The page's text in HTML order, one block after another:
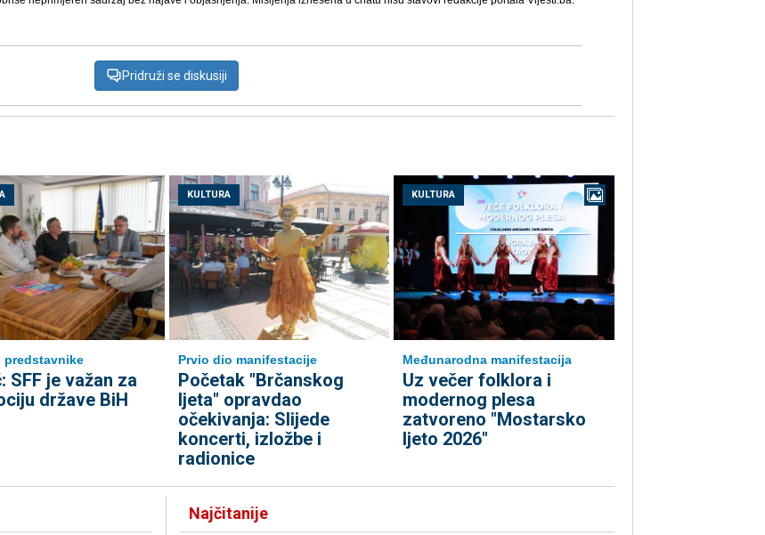
Pridruži se diskusiji
predstavnike
SFF je važan za
države BiH
KULTURA
Prvio dio manifestacije
Početak "Brčanskog
ljeta" opravdao
očekivanja: Slijede
koncerti, izložbe i
radionice
KULTURA
Međunarodna manifestacija
Uz večer folklora i
modernog plesa
zatvoreno "Mostarsko
ljeto 2026"
Najčitanije